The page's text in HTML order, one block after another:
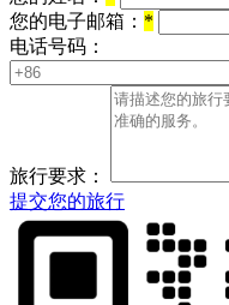
您的电子邮箱： *
电话号码：
旅行要求：
提交您的旅行